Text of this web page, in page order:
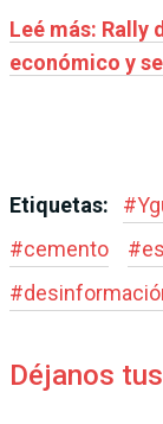
Leé más: Rally
económico y
Etiquetas: #
#cemento #
#
Déjanos